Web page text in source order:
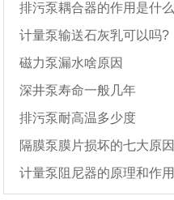
排污泵耦合器的作用是什么
计量泵输送石灰乳可以吗?
磁力泵漏水啥原因
深井泵寿命一般几年
排污泵耐高温多少度
隔膜泵膜片损坏的七大原因
计量泵阻尼器的原理和作用